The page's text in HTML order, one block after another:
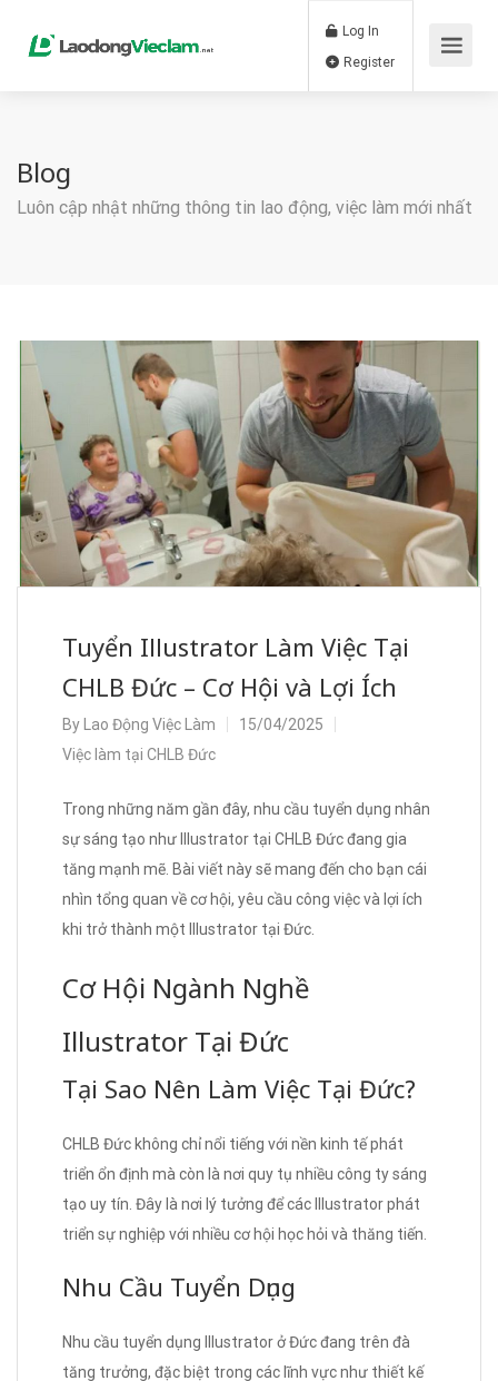
Log In
Blog
Luôn cập nhật những thông tin lao động, việc làm mới nhất
Tuyển Illustrator Làm Việc Tại
CHLB Đức – Cơ Hội và Lợi Ích
By Lao Động Việc Làm
15/04/2025
Việc làm tại CHLB Đức
Trong những năm gần đây, nhu cầu tuyển dụng nhân
sự sáng tạo như Illustrator tại CHLB Đức đang gia
tăng mạnh mẽ. Bài viết này sẽ mang đến cho bạn cái
nhìn tổng quan về cơ hội, yêu cầu công việc và lợi ích
khi trở thành một Illustrator tại Đức.
Cơ Hội Ngành Nghề
Illustrator Tại Đức
Tại Sao Nên Làm Việc Tại Đức?
CHLB Đức không chỉ nổi tiếng với nền kinh tế phát
triển ổn định mà còn là nơi quy tụ nhiều công ty sáng
tạo uy tín. Đây là nơi lý tưởng để các Illustrator phát
triển sự nghiệp với nhiều cơ hội học hỏi và thăng tiến.
Nhu Cầu Tuyển Dụng
Nhu cầu tuyển dụng Illustrator ở Đức đang trên đà
tăng trưởng, đặc biệt trong các lĩnh vực như thiết kế